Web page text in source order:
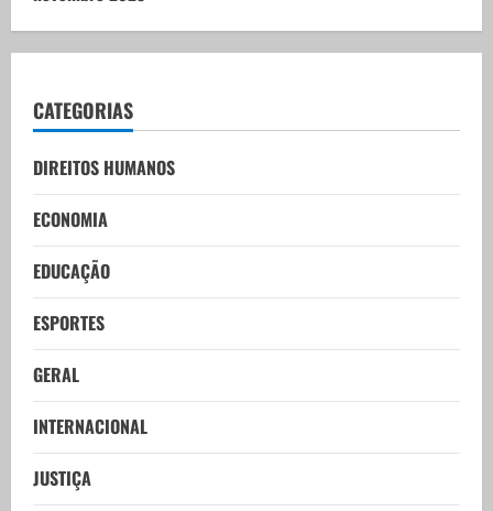
CATEGORIAS
DIREITOS HUMANOS
ECONOMIA
EDUCAÇÃO
ESPORTES
GERAL
INTERNACIONAL
JUSTIÇA